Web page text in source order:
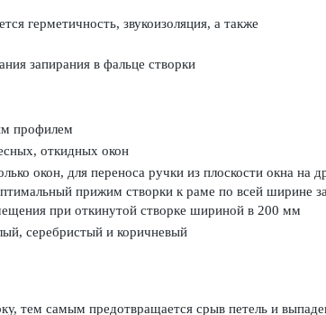
герметичность, звукоизоляция, а также
запирания в фальце створки
профилем
откидных окон
окон, для переноса ручки из плоскости окна на
прижим створки к раме по всей ширине
при откинутой створке шириной в 200 мм
серебристый и коричневый
тем самым предотвращается срыв петель и